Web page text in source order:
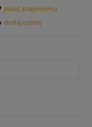
poleć znajomemu
dodaj opinię